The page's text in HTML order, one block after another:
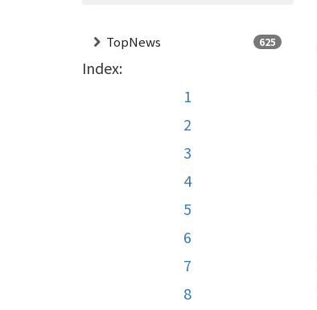
TopNews 625
Index:
1
2
3
4
5
6
7
8